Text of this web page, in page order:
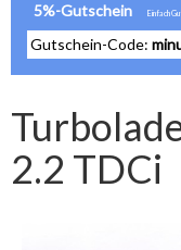
5%-Gutschein
Gutschein-Code:
2.2 TDCi